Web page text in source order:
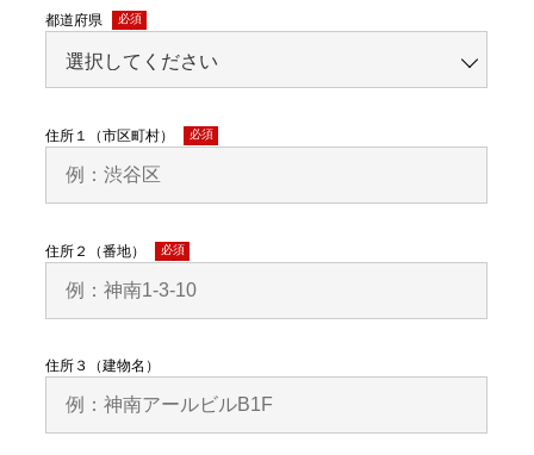
都道府県
(必
須)
住所１（市区町村）
(必
住所２（番地）
(必
須)
住所３（建物名）